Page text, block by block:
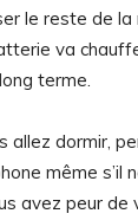
le reste de la
va
terme.
allez dormir,
même s’il
avez peur de